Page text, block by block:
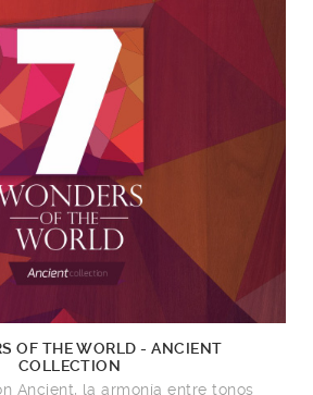
OF THE WORLD - ANCIENT
COLLECTION
Ancient, la armonía entre tonos